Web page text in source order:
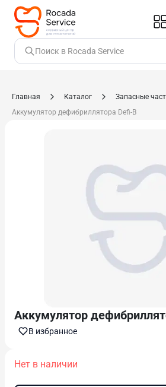
Поиск в Rocada Service
Главная Каталог
Запасные
Аккумулятор дефибриллятора Defi-B
Аккумулятор
В избранноe
Нет в наличии